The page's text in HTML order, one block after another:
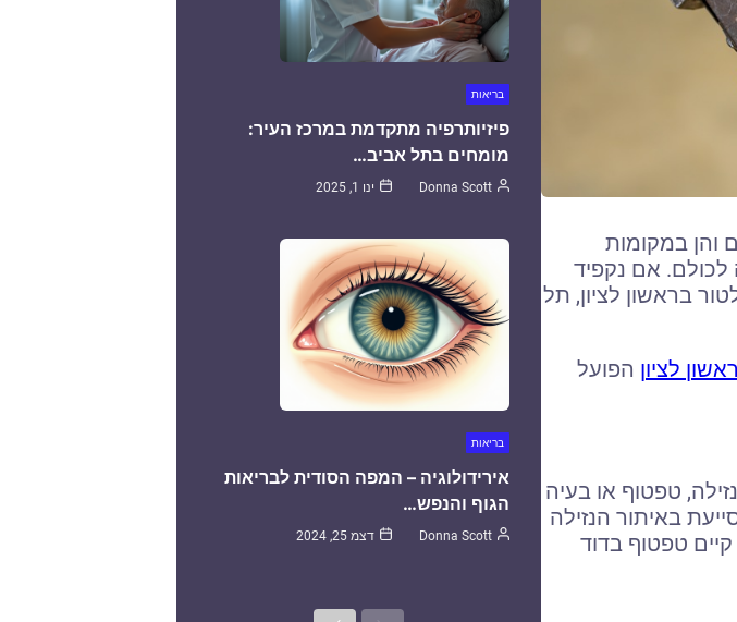
והן במקומות
לכולם. אם נקפיד
בראשון לציון, תל
לציון הפועל
טפטוף או בעיה
באיתור הנזילה
טפטוף בדוד
בריאות
פיזיותרפיה מתקדמת במרכז העיר:
מומחים בתל אביב…
Donna Scott ינו 1, 2025
בריאות
אירידולוגיה – המפה הסודית לבריאות
הגוף והנפש…
Donna Scott דצמ 25, 2024